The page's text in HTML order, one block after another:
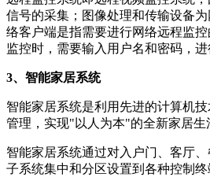
信号的采集；图像处理和传输设备
络客户端是指需要进行网络远程监
监控时，需要输入用户名和密码，
3、智能家居系统
智能家居系统是利用先进的计算机
管理，实现"以人为本"的全新家居生
智能家居系统通过对入户门、客厅
子系统集中和分区设置到各种控制